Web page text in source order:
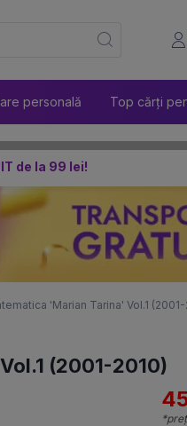
personală Top cărți
de la 99 lei!
'Marian Tarina' Vol.1 (2001-
(2001-2010)